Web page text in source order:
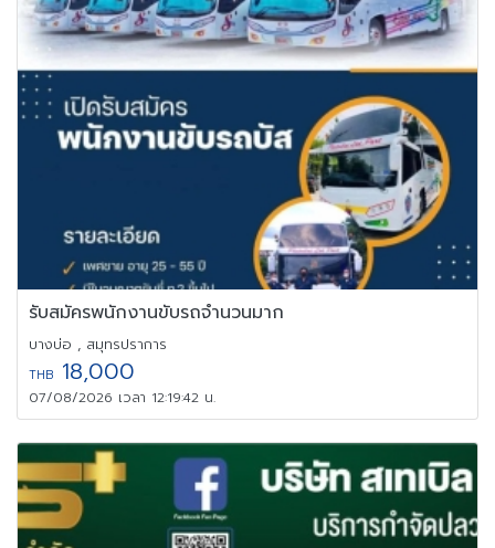
รับสมัครพนักงานขับรถจำนวนมาก
บางบ่อ , สมุทรปราการ
THB 18,000
07/08/2026 เวลา 12:19:42 น.